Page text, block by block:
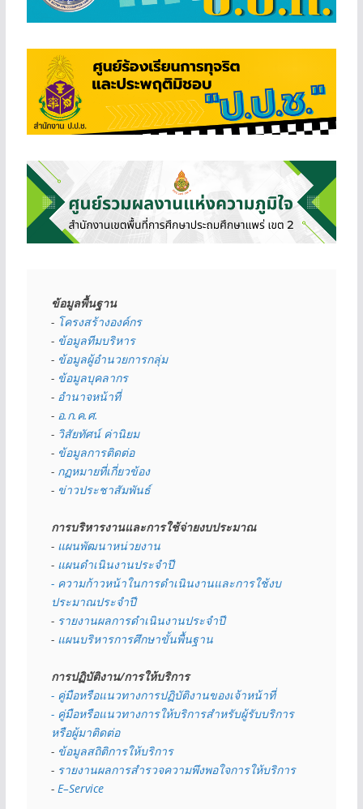
ข้อมูลพื้นฐาน
- โครงสร้างองค์กร
- ข้อมูลทีมบริหาร
- ข้อมูลผู้อำนวยการกลุ่ม
- ข้อมูลบุคลากร
- อำนาจหน้าที่
- อ.ก.ค.ศ.
- วิสัยทัศน์ ค่านิยม
- ข้อมูลการติดต่อ
- กฏหมายที่เกี่ยวข้อง
- ข่าวประชาสัมพันธ์
การบริหารงานและการใช้จ่ายงบประมาณ
- แผนพัฒนาหน่วยงาน
- แผนดำเนินงานประจำปี
- ความก้าวหน้าในการดำเนินงานและการใช้งบ
ประมาณประจำปี
- รายงานผลการดำเนินงานประจำปี
- แผนบริหารการศึกษาขั้นพื้นฐาน
การปฏิบัติงาน/การให้บริการ
- คู่มือหรือแนวทางการปฏิบัติงานของเจ้าหน้าที่
- คู่มือหรือแนวทางการให้บริการสำหรับผู้รับบริการ
หรือผู้มาติดต่อ
- ข้อมูลสถิติการให้บริการ
- รายงานผลการสำรวจความพึงพอใจการให้บริการ
- E–Service